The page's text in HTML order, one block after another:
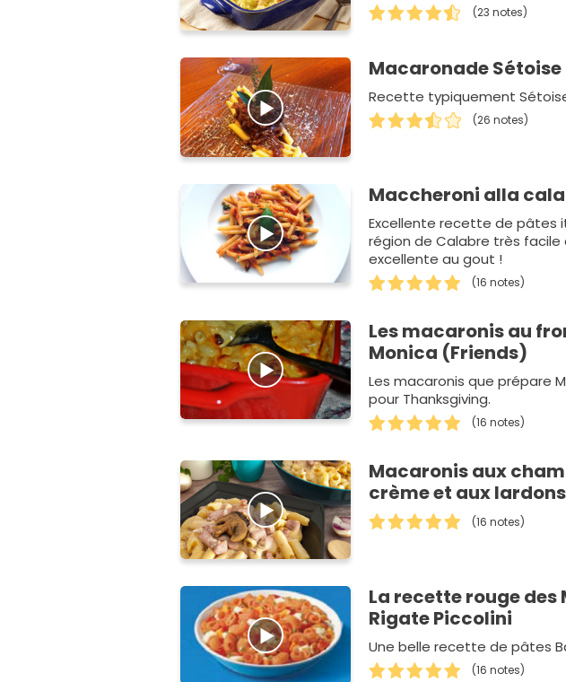
(23 notes)
Macaronade
Recette typiquement
(26 notes)
Maccheroni alla
Excellente recette de pâtes
région de Calabre très
excellente au gout !
(16 notes)
Les macaronis au
Monica (Friends)
Les macaronis que prépare
pour Thanksgiving.
(16 notes)
Macaronis aux
crème et aux lardons
(16 notes)
La recette rouge des
Rigate Piccolini
Une belle recette de pâtes
(16 notes)